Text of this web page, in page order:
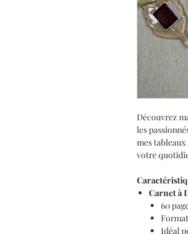
Découvrez
les
mes
votre
Carnet à
60
Idéal